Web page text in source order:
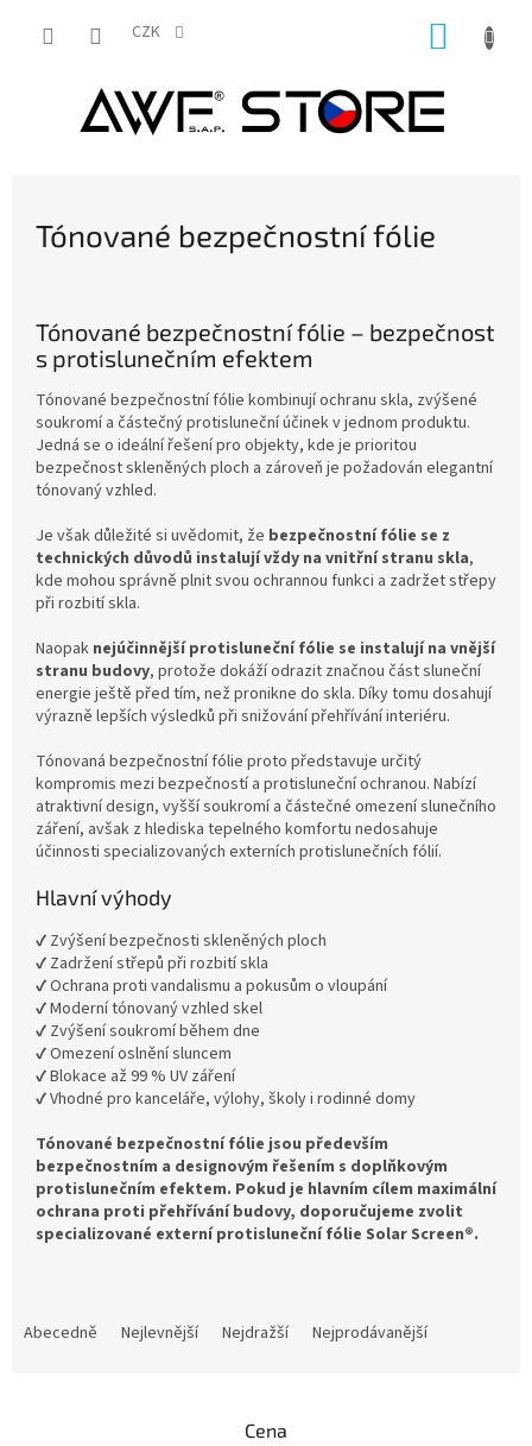
CZK
Tónované bezpečnostní fólie
Tónované bezpečnostní fólie – bezpečnost
s protislunečním efektem
Tónované bezpečnostní fólie kombinují ochranu skla, zvýšené
soukromí a částečný protisluneční účinek v jednom produktu.
Jedná se o ideální řešení pro objekty, kde je prioritou
bezpečnost skleněných ploch a zároveň je požadován elegantní
tónovaný vzhled.
Je však důležité si uvědomit, že bezpečnostní fólie se z
technických důvodů instalují vždy na vnitřní stranu skla,
kde mohou správně plnit svou ochrannou funkci a zadržet střepy
při rozbití skla.
Naopak nejúčinnější protisluneční fólie se instalují na vnější
stranu budovy, protože dokáží odrazit značnou část sluneční
energie ještě před tím, než pronikne do skla. Díky tomu dosahují
výrazně lepších výsledků při snižování přehřívání interiéru.
Tónovaná bezpečnostní fólie proto představuje určitý
kompromis mezi bezpečností a protisluneční ochranou. Nabízí
atraktivní design, vyšší soukromí a částečné omezení slunečního
záření, avšak z hlediska tepelného komfortu nedosahuje
účinnosti specializovaných externích protislunečních fólií.
Hlavní výhody
✔ Zvýšení bezpečnosti skleněných ploch
✔ Zadržení střepů při rozbití skla
✔ Ochrana proti vandalismu a pokusům o vloupání
✔ Moderní tónovaný vzhled skel
✔ Zvýšení soukromí během dne
✔ Omezení oslnění sluncem
✔ Blokace až 99 % UV záření
✔ Vhodné pro kanceláře, výlohy, školy i rodinné domy
Tónované bezpečnostní fólie jsou především
bezpečnostním a designovým řešením s doplňkovým
protislunečním efektem. Pokud je hlavním cílem maximální
ochrana proti přehřívání budovy, doporučujeme zvolit
specializované externí protisluneční fólie Solar Screen®.
Abecedně Nejlevnější Nejdražší Nejprodávanější
Cena